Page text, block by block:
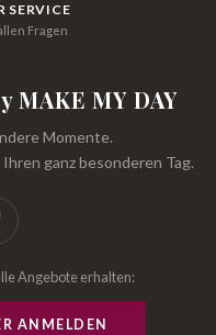
SERVICE
Fragen
MY DAY
Momente.
ganz besonderen Tag.
Angebote erhalten:
ANMELDEN